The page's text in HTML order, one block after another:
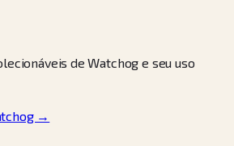
de Watchog e seu uso
→